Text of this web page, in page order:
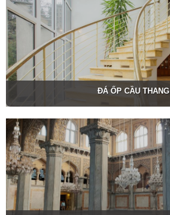
ĐÁ ỐP CẦU THANG